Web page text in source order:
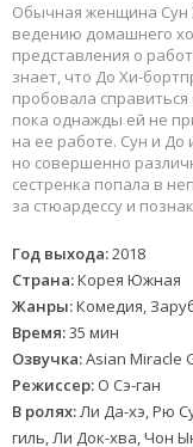
Обычная женщина Сун
ведению домашнего
представления о
знает, что До Хи-
пробовала
пока однажды ей не
на ее работе. Сун и
но совершенно
сестренка попала в
за стюардессу и
Год выхода:2018
Страна:Корея Южная
Жанры:Комедия,
Время:35 мин
Озвучка:Asian Miracle
Режиссер: О Сэ-ган
В ролях:Ли Да-хэ, Рю
гиль, Ли Док-хва, Чон